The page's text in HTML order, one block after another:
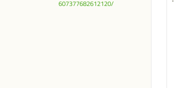
607377682612120/